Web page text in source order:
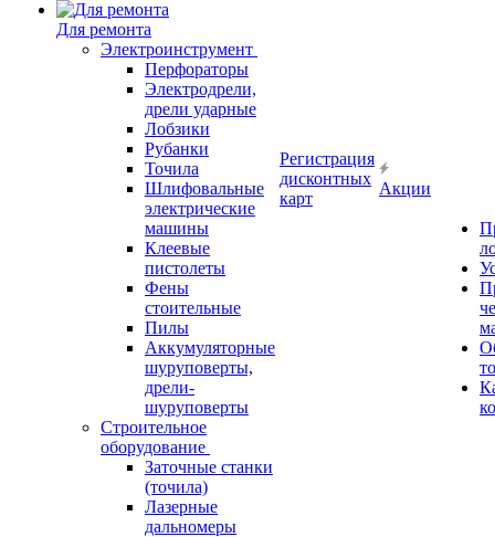
Для ремонта
Электроинструмент
Перфораторы
Электродрели,
дрели ударные
Лобзики
Рубанки
Точила
Шлифовальные
электрические
машины
Клеевые
пистолеты
Фены
стоительные
Пилы
Аккумуляторные
шуруповерты,
дрели-
шуруповерты
Строительное
оборудование
Заточные станки
(точила)
Лазерные
дальномеры
Регистрация
дисконтных
карт
Акции